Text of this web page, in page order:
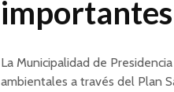
La Municipalidad de
ambientales a través del Plan